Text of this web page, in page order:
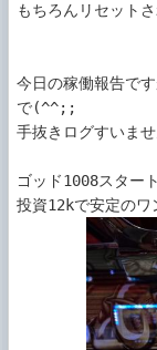
もちろんリセット
今日の稼働報告で
で(^^;;
手抜きログすいま
ゴッド1008スタート